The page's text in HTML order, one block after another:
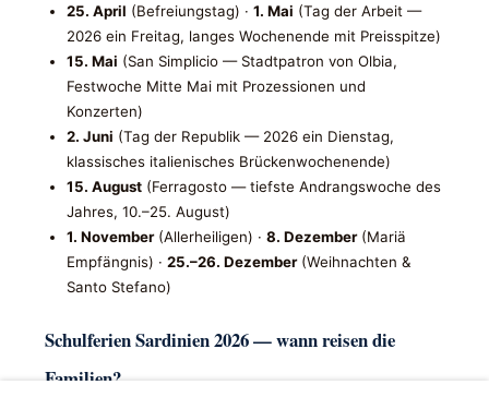
25. April (Befreiungstag) · 1. Mai (Tag der Arbeit —
2026 ein Freitag, langes Wochenende mit Preisspitze)
15. Mai (San Simplicio — Stadtpatron von Olbia,
Festwoche Mitte Mai mit Prozessionen und
Konzerten)
2. Juni (Tag der Republik — 2026 ein Dienstag,
klassisches italienisches Brückenwochenende)
15. August(Ferragosto — tiefste Andrangswoche des
Jahres, 10.–25. August)
1. November(Allerheiligen) · 8. Dezember(Mariä
Empfängnis) · 25.–26. Dezember(Weihnachten &
Santo Stefano)
Schulferien Sardinien 2026 — wann reisen die
Familien?